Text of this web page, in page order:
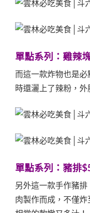
單點系列： 雞辣
而這一款炸物也是
時還灑上了辣粉，外
單點系列： 豬排
另外這一款手作豬
肉製作而成，不僅